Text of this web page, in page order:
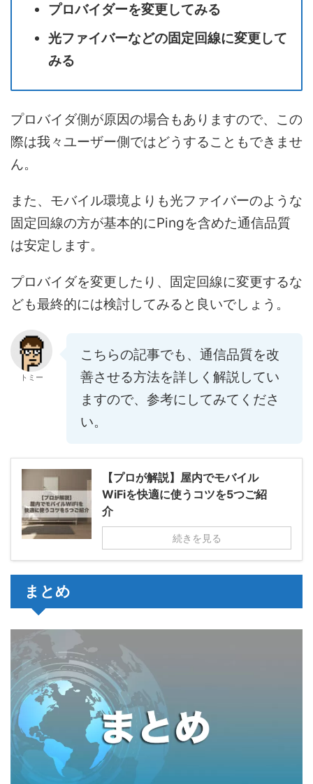
プロバイダーを変更してみる
光ファイバーなどの固定回線に変更して
みる
プロバイダ側が原因の場合もありますので、この
際は我々ユーザー側ではどうすることもできませ
ん。
また、モバイル環境よりも光ファイバーのような
固定回線の方が基本的にPingを含めた通信品質
は安定します。
プロバイダを変更したり、固定回線に変更するな
ども最終的には検討してみると良いでしょう。
トミー
こちらの記事でも、通信品質を改
善させる方法を詳しく解説してい
ますので、参考にしてみてくださ
い。
【プロが解説】屋内でモバイル
WiFiを快適に使うコツを5つご紹
介
続きを見る
まとめ